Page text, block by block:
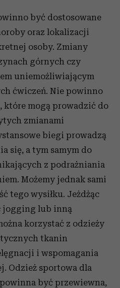
być dostosowane
oraz lokalizacji
osoby. Zmiany
górnych czy
uniemożliwiającym
ćwiczeń. Nie powinno
mogą prowadzić do
zmianami
biegi prowadzą
się, a tym samym do
z podrażniania
Możemy jednak sami
tego wysiłku. Jeżdżąc
jogging lub inną
korzystać z odzieży
tkanin
i wspomagania
Odzież sportowa dla
być przewiewna,